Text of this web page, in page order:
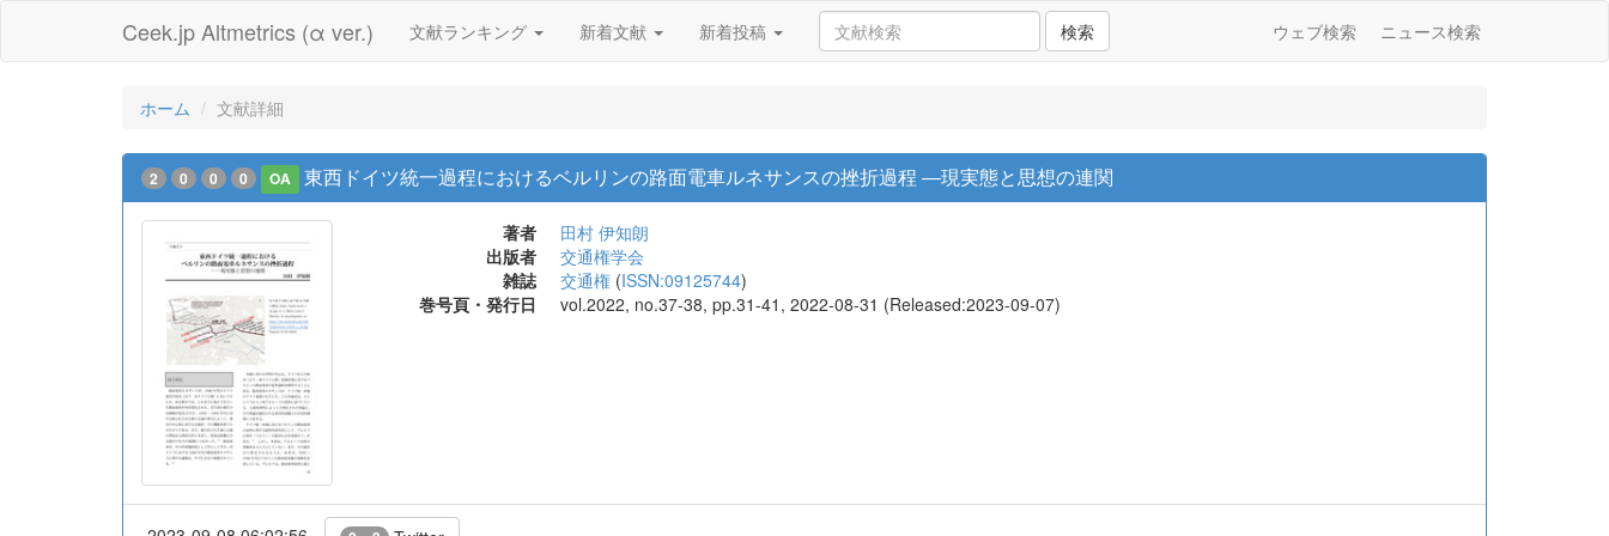
Ceek.jp Altmetrics (α ver.) 文献ランキング 新着文献 新着投稿 検索 ウェブ検索 ニュース検索
ホーム 文献詳細
2 0 0 0 OA 東西ドイツ統一過程におけるベルリンの路面電車ルネサンスの挫折過程 ―現実態と思想の連関
著者
田村 伊知朗
出版者
交通権学会
雑誌
交通権 (ISSN:09125744)
巻号頁・発行日
vol.2022, no.37-38, pp.31-41, 2022-08-31 (Released:2023-09-07)